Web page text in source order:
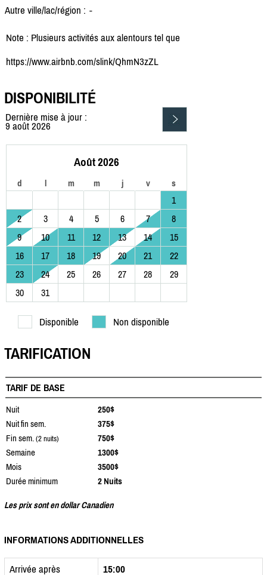
Autre ville/lac/région : -
Note : Plusieurs activités aux alentours tel que
https://www.airbnb.com/slink/QhmN3zZL
DISPONIBILITÉ
Dernière mise à jour :
9 août 2026
Août 2026
d l m m j v s
1
2
3 4 5 6 7
8
9
10 11 12 13 14
15
16
17 18 19 20 21
22
23
24 25 26 27 28
29
30
31
Disponible Non disponible
TARIFICATION
TARIF DE BASE
Nuit
250$
Nuit fin sem.
375$
Fin sem. (2 nuits)
750$
Semaine
1300$
Mois
3500$
Durée minimum
2 Nuits
Les prix sont en dollar Canadien
INFORMATIONS ADDITIONNELLES
Arrivée après
15:00